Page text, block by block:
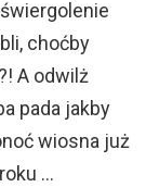
choćby
A odwilż
pada jakby
wiosna już
…